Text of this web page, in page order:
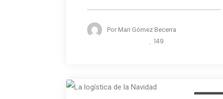
Por Mari Gómez Becerra
149